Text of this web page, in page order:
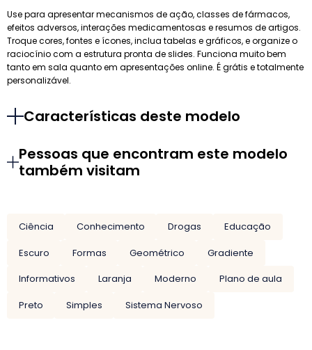
Use para apresentar mecanismos de ação, classes de fármacos,
efeitos adversos, interações medicamentosas e resumos de artigos.
Troque cores, fontes e ícones, inclua tabelas e gráficos, e organize o
raciocínio com a estrutura pronta de slides. Funciona muito bem
tanto em sala quanto em apresentações online. É grátis e totalmente
personalizável.
Características deste modelo
Pessoas que encontram este modelo
também visitam
Ciência Conhecimento Drogas
Educação
Escuro
Formas Geométrico
Gradiente
Informativos
Laranja Moderno
Plano de aula
Preto
Simples Sistema Nervoso